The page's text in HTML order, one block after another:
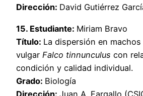
Dirección: David Gutiérrez
15. Estudiante: Miriam Bravo
Título: La dispersión en
vulgar Falco tinnunculus con
condición y calidad individual.
Grado: Biología
Dirección: Juan A. Fargallo